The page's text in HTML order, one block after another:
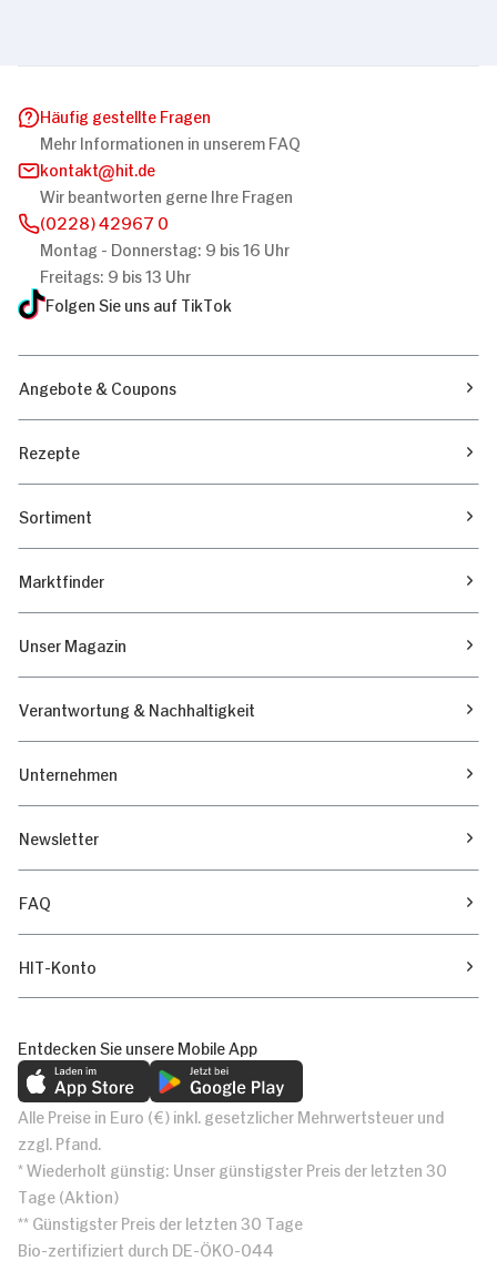
Häufig gestellte Fragen
Mehr Informationen in unserem FAQ
kontakt
hit.de
Wir beantworten gerne Ihre Fragen
(0228) 42967 0
Montag - Donnerstag: 9 bis 16 Uhr
Freitags: 9 bis 13 Uhr
Folgen Sie uns auf TikTok
Angebote & Coupons
Rezepte
Sortiment
Marktfinder
Unser Magazin
Verantwortung & Nachhaltigkeit
Unternehmen
Newsletter
FAQ
HIT-Konto
Entdecken Sie unsere Mobile App
Alle Preise in Euro (€) inkl. gesetzlicher Mehrwertsteuer und
zzgl. Pfand.
* Wiederholt günstig: Unser günstigster Preis der letzten 30
Tage (Aktion)
** Günstigster Preis der letzten 30 Tage
Bio-zertifiziert durch DE-ÖKO-044